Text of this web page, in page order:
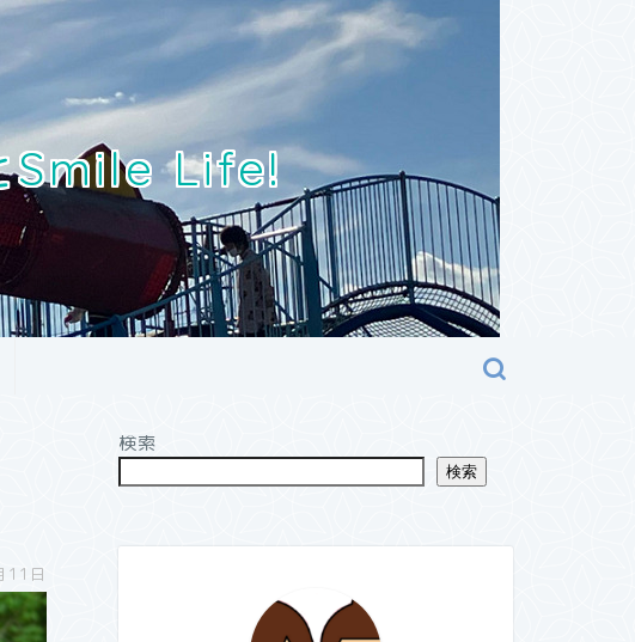
Smile Life!
11日
検索
検索